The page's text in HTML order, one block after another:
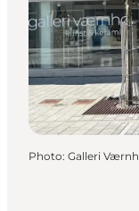
Planifiez
Photo: Galleri